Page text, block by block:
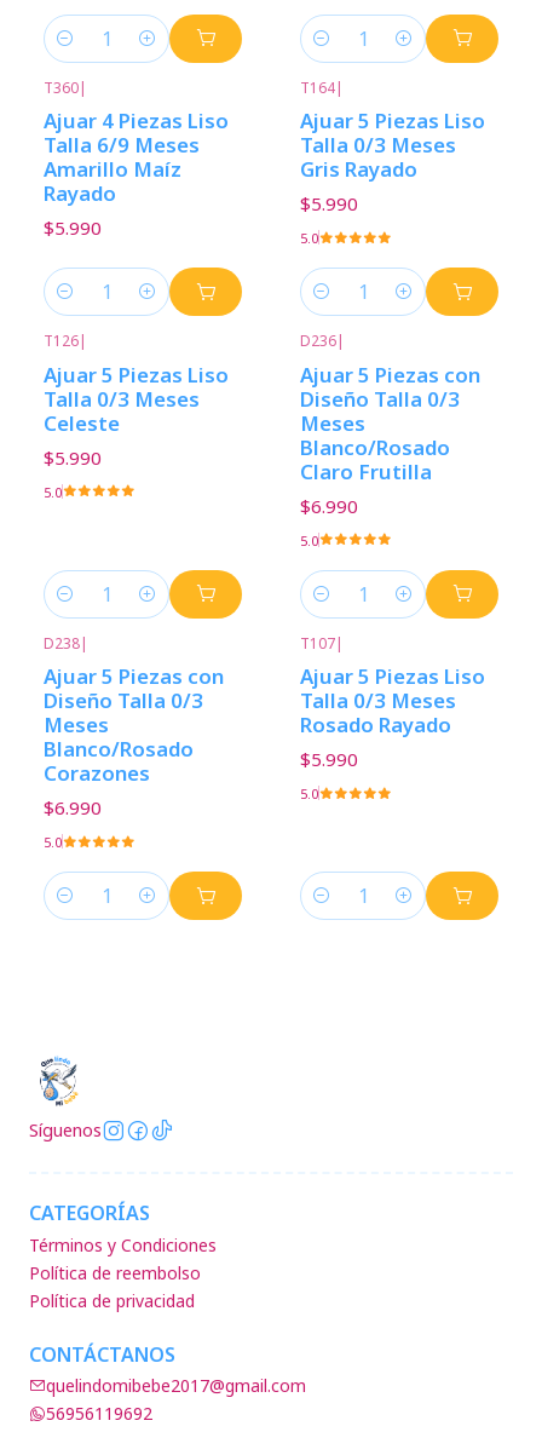
Cantidad Cantidad
T360|
Ajuar 4 Piezas Liso
Talla 6/9 Meses
Amarillo Maíz
Rayado
$5.990
Cantidad
T164|
Ajuar 5 Piezas Liso
Talla 0/3 Meses
Gris Rayado
$5.990
5.0
Cantidad
T126|
Ajuar 5 Piezas Liso
Talla 0/3 Meses
Celeste
$5.990
5.0
Cantidad
D236|
Ajuar 5 Piezas con
Diseño Talla 0/3
Meses
Blanco/Rosado
Claro Frutilla
$6.990
5.0
Cantidad
D238|
Ajuar 5 Piezas con
Diseño Talla 0/3
Meses
Blanco/Rosado
Corazones
$6.990
5.0
Cantidad
T107|
Ajuar 5 Piezas Liso
Talla 0/3 Meses
Rosado Rayado
$5.990
5.0
Cantidad
Síguenos
CATEGORÍAS
Términos y Condiciones
Política de reembolso
Política de privacidad
CONTÁCTANOS
quelindomibebe2017@gmail.com
56956119692